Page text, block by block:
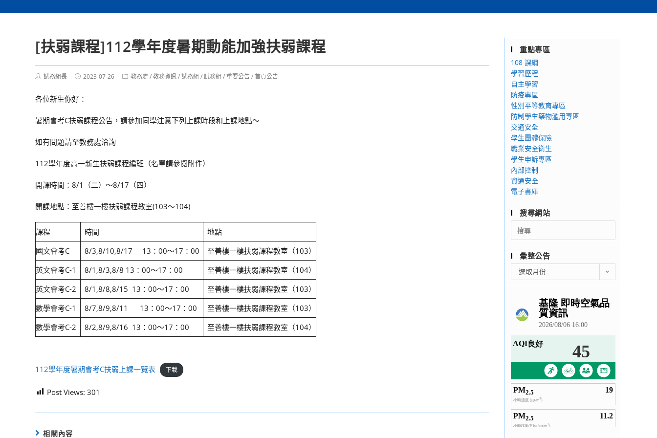
[扶弱課程]112學年度暑期動能加強扶弱課程
Post試務組長
Post2023-07-26
Post教務處 /教務資訊/試務組 /試務組 /重要公告/首頁公告
各位新生你好：
暑期會考C扶弱課程公告，請參加同學注意下列上課時段和上課地點～
如有問題請至教務處洽詢
112學年度高一新生扶弱課程編班（名單請參閱附件）
開課時間：8/1（二）～8/17（四）
開課地點：至善樓一樓扶弱課程教室(103～104)
課程 時間
地點
國文會考C
8/3,8/10,8/17 13：00～17：00
至善樓一樓扶弱課程教室（103）
英文會考C-1
8/1,8/3,8/8 13：00～17：00
至善樓一樓扶弱課程教室（104）
英文會考C-2
8/1,8/8,8/15 13：00～17：00
至善樓一樓扶弱課程教室（103）
數學會考C-1
8/7,8/9,8/11 13：00～17：00
至善樓一樓扶弱課程教室（103）
數學會考C-2
8/2,8/9,8/16 13：00～17：00 至善樓一樓扶弱課程教室（104）
112學年度暑期會考C扶弱上課一覽表 下載
Post Views: 301
相關內容
重點專區
108 課綱
學習歷程
自主學習
防疫專區
性別平等教育專區
防制學生藥物濫用專區
交通安全
學生團體保險
職業安全衛生
學生申訴專區
內部控制
資通安全
電子書庫
搜尋網站
Search
for:
彙整公告
整
選取月份